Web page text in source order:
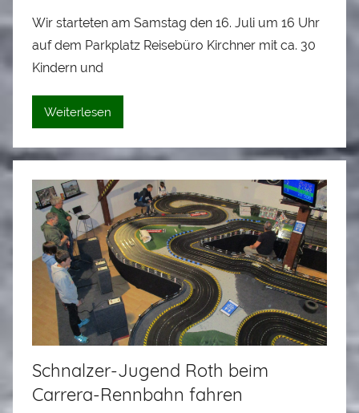
n
A
S
d
l
e
r
Wir starteten am Samstag den 16. Juli um 16 Uhr
auf dem Parkplatz Reisebüro Kirchner mit ca. 30
Kindern und
Weiterlesen
Schnalzer-Jugend Roth beim
Carrera-Rennbahn fahren